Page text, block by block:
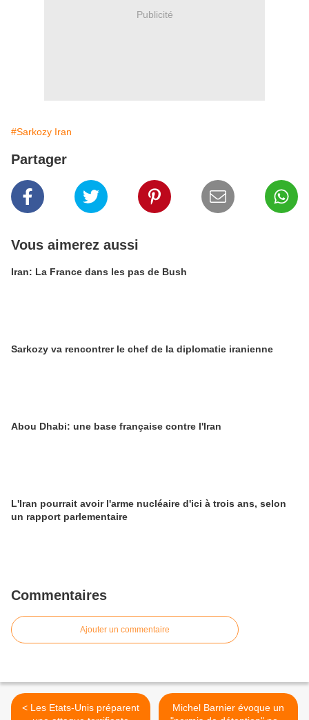
Publicité
#Sarkozy Iran
Partager
Vous aimerez aussi
Iran: La France dans les pas de Bush
Sarkozy va rencontrer le chef de la diplomatie iranienne
Abou Dhabi: une base française contre l'Iran
L'Iran pourrait avoir l'arme nucléaire d'ici à trois ans, selon
un rapport parlementaire
Commentaires
Ajouter un commentaire
< Les Etats-Unis préparent
Michel Barnier évoque un